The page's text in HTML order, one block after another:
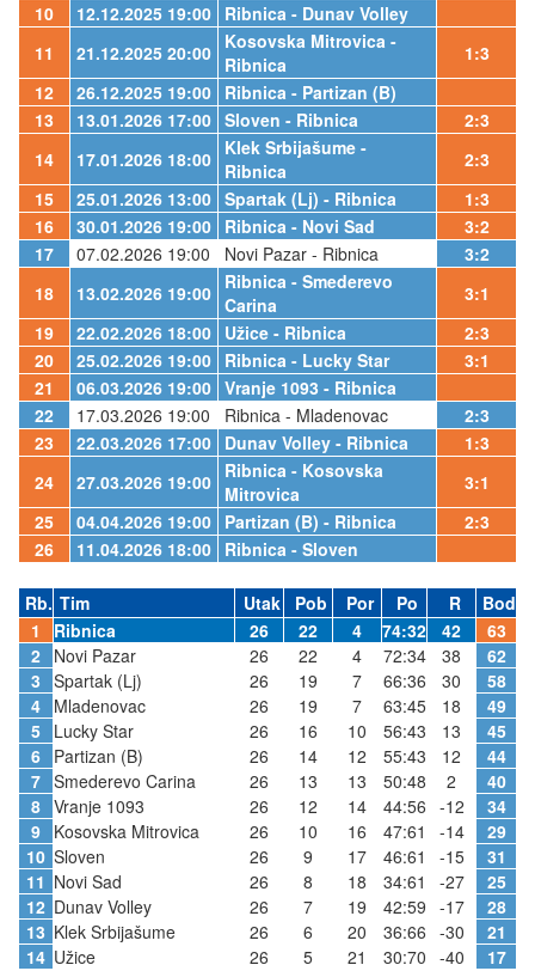
10
12.12.2025 19:00 Ribnica - Dunav Volley
11
21.12.2025 20:00 Kosovska Mitrovica -
Ribnica
1:3
12
26.12.2025 19:00 Ribnica - Partizan (B)
13
13.01.2026 17:00 Sloven - Ribnica
2:3
14
17.01.2026 18:00 Klek Srbijašume -
Ribnica
2:3
15
25.01.2026 13:00 Spartak (Lj) - Ribnica
1:3
16
30.01.2026 19:00 Ribnica - Novi Sad
3:2
17
07.02.2026 19:00 Novi Pazar - Ribnica
3:2
18
13.02.2026 19:00 Ribnica - Smederevo
Carina
3:1
19
22.02.2026 18:00 Užice - Ribnica
2:3
20
25.02.2026 19:00 Ribnica - Lucky Star
3:1
21
06.03.2026 19:00 Vranje 1093 - Ribnica
22
17.03.2026 19:00 Ribnica - Mladenovac
2:3
23
22.03.2026 17:00 Dunav Volley - Ribnica
1:3
24
27.03.2026 19:00 Ribnica - Kosovska
Mitrovica
3:1
25
04.04.2026 19:00 Partizan (B) - Ribnica
2:3
26
11.04.2026 18:00 Ribnica - Sloven
Rb. Tim Utak Pob Por Po R
Bod
1
Ribnica 26 22 4 74:32 42
63
2 Novi Pazar 26 22 4 72:34 38
62
3 Spartak (Lj) 26 19 7 66:36 30
58
4 Mladenovac 26 19 7 63:45 18
49
5 Lucky Star 26 16 10 56:43 13
45
6 Partizan (B) 26 14 12 55:43 12
44
7 Smederevo Carina 26 13 13 50:48 2
40
8 Vranje 1093 26 12 14 44:56 -12
34
9 Kosovska Mitrovica 26 10 16 47:61 -14
29
10 Sloven 26 9 17 46:61 -15
31
11 Novi Sad 26 8 18 34:61 -27
25
12 Dunav Volley 26 7 19 42:59 -17
28
13 Klek Srbijašume 26 6 20 36:66 -30
21
14 Užice 26 5 21 30:70 -40 17